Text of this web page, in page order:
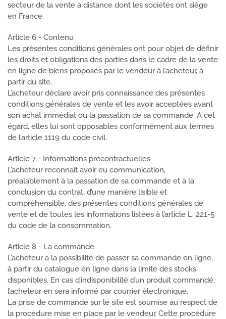
secteur de la vente à distance dont les sociétés ont siège
en France.
Article 6 - Contenu
Les présentes conditions générales ont pour objet de définir
les droits et obligations des parties dans le cadre de la vente
en ligne de biens proposés par le vendeur à l’acheteur, à
partir du site.
L’acheteur déclare avoir pris connaissance des présentes
conditions générales de vente et les avoir acceptées avant
son achat immédiat ou la passation de sa commande. A cet
égard, elles lui sont opposables conformément aux termes
de l’article 1119 du code civil.
Article 7 - Informations précontractuelles
L’acheteur reconnaît avoir eu communication,
préalablement à la passation de sa commande et à la
conclusion du contrat, d’une manière lisible et
compréhensible, des présentes conditions générales de
vente et de toutes les informations listées à l’article L. 221-5
du code de la consommation.
Article 8 - La commande
L’acheteur a la possibilité de passer sa commande en ligne,
à partir du catalogue en ligne dans la limite des stocks
disponibles. En cas d’indisponibilité d’un produit commandé,
l’acheteur en sera informé par courrier électronique.
La prise de commande sur le site est soumise au respect de
la procédure mise en place par le vendeur. Cette procédure